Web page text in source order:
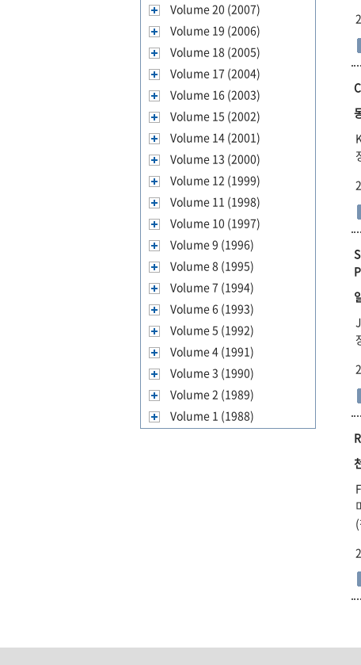
Volume 20 (2007)
Volume 19 (2006)
Volume 18 (2005)
Volume 17 (2004)
Volume 16 (2003)
Volume 15 (2002)
Volume 14 (2001)
Volume 13 (2000)
Volume 12 (1999)
Volume 11 (1998)
Volume 10 (1997)
Volume 9 (1996)
Volume 8 (1995)
Volume 7 (1994)
Volume 6 (1993)
Volume 5 (1992)
Volume 4 (1991)
Volume 3 (1990)
Volume 2 (1989)
Volume 1 (1988)